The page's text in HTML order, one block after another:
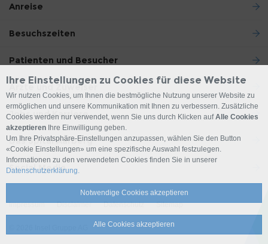
Anreise
Besuchszeiten
Patienten und Besucher
Ärzte und Zuweiser
Jobs und Karriere
Das Spital Aarberg
Social Media
Impressum Disclaimer Datenschutz Sitemap
Ihre Einstellungen zu Cookies für diese Website
Wir nutzen Cookies, um Ihnen die bestmögliche Nutzung unserer Website zu
ermöglichen und unsere Kommunikation mit Ihnen zu verbessern. Zusätzliche
Cookies werden nur verwendet, wenn Sie uns durch Klicken aufAlle Cookies
akzeptieren Ihre Einwilligung geben.
Um Ihre Privatsphäre-Einstellungen anzupassen, wählen Sie den Button
«Cookie Einstellungen» um eine spezifische Auswahl festzulegen.
Informationen zu den verwendeten Cookies finden Sie in unserer
Datenschutzerklärung.
Notwendige Cookies akzeptieren
Alle Cookies akzeptieren